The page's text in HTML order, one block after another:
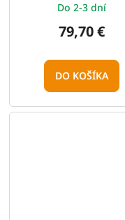
Do 2-3 dní
79,70 €
DO KOŠÍKA